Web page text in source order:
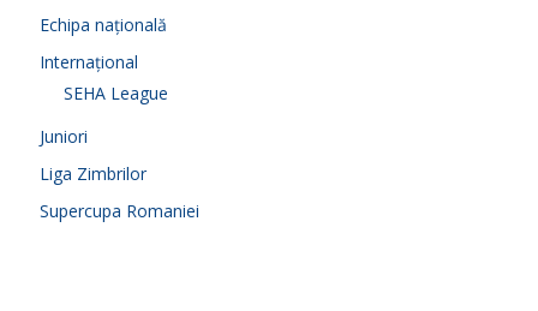
Echipa națională
Internațional
SEHA League
Juniori
Liga Zimbrilor
Supercupa Romaniei